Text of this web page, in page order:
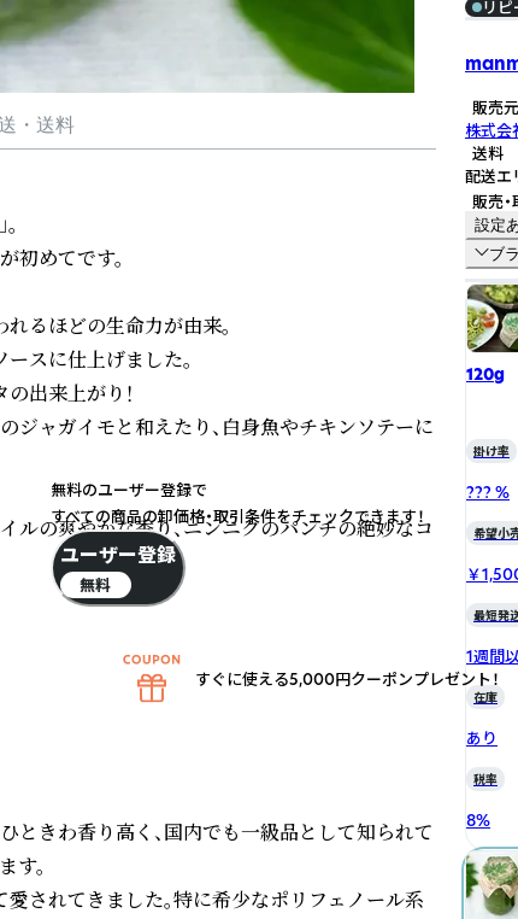
・送料
初めてです。
れるほどの生命力が由来。
スに仕上げました。
出来上がり！
ジャガイモと和えたり、白身魚やチキンソテーに
の爽やかな香り、ニンニクのパンチの絶妙なコ
ときわ香り高く、国内でも一級品として知られて
す。
されてきました。特に希少なポリフェノール系
リ
販売元
株式
送料
配送エ
販売
設定
ブ
120g
掛け率
??? %
希望小
￥
最短発
1週間
在庫
あり
税率
8%
無料のユーザー登録で
すべての商品の卸価格・取引条件をチェックできます！
ユーザー登録
無料
すぐに使える5,000円クーポンプレゼント！